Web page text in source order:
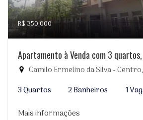
R$ 350.000
Apartamento à Venda com 3
Camilo Ermelino da Silva -
3 Quartos
2 Banheiros 1
Mais informações